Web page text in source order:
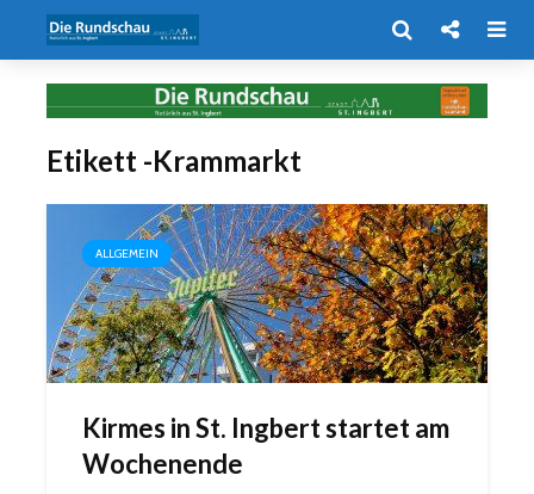
Etikett -Krammarkt
ALLGEMEIN
Kirmes in St. Ingbert startet am
Wochenende